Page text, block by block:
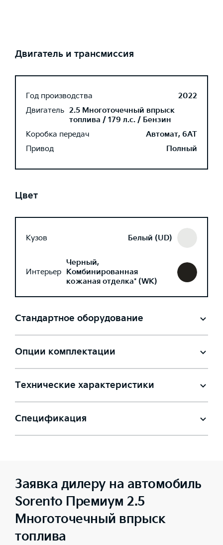
Двигатель и трансмиссия
Год производства
2022
Двигатель 2.5 Многоточечный впрыск
топлива / 179 л.с. / Бензин
Коробка передач
Автомат, 6AT
Привод
Полный
Цвет
Кузов Белый (UD)
Интерьер
Черный,
Комбинированная
кожаная отделка* (WK)
Стандартное оборудование
Опции комплектации
Технические характеристики
Спецификация
Заявка дилеру на автомобиль
Sorento Премиум 2.5
Многоточечный впрыск
топлива